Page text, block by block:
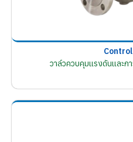
วาล์วควบคุมแรงดันและก